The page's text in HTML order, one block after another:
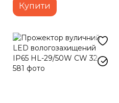
Купити